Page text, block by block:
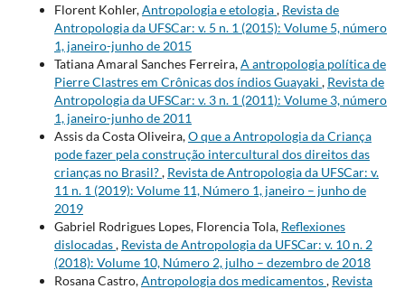
Florent Kohler,Antropologia e etologia, Revista de
Antropologia da UFSCar: v. 5 n. 1 (2015): Volume 5, número
1, janeiro-junho de 2015
Tatiana Amaral Sanches Ferreira,A antropologia política de
Pierre Clastres em Crônicas dos índios Guayaki , Revista de
Antropologia da UFSCar: v. 3 n. 1 (2011): Volume 3, número
1, janeiro-junho de 2011
Assis da Costa Oliveira,O que a Antropologia da Criança
pode fazer pela construção intercultural dos direitos das
crianças no Brasil?, Revista de Antropologia da UFSCar: v.
11 n. 1 (2019): Volume 11, Número 1, janeiro – junho de
2019
Gabriel Rodrigues Lopes, Florencia Tola, Reflexiones
dislocadas, Revista de Antropologia da UFSCar: v. 10 n. 2
(2018): Volume 10, Número 2, julho – dezembro de 2018
Rosana Castro,Antropologia dos medicamentos, Revista